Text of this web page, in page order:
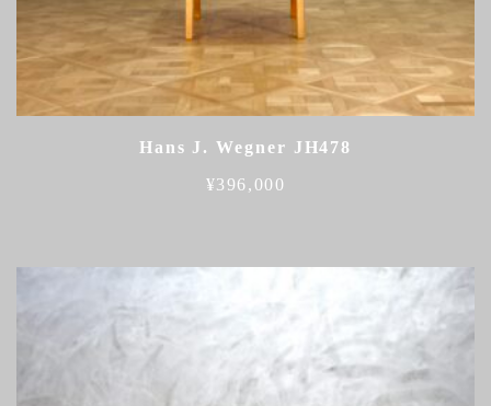
Hans J. Wegner JH478
¥396,000